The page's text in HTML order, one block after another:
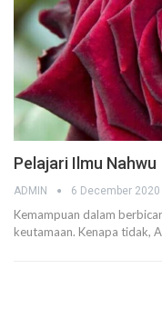
Pelajari Ilmu Nahwu
ADMIN 6 December 2020
Kemampuan dalam
keutamaan. Kenapa tidak,